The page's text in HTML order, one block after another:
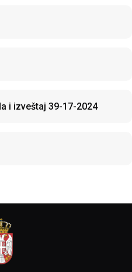
i izveštaj 39-17-2024